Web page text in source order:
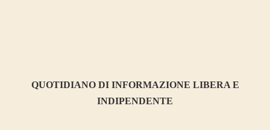
QUOTIDIANO DI INFORMAZIONE LIBERA E
INDIPENDENTE